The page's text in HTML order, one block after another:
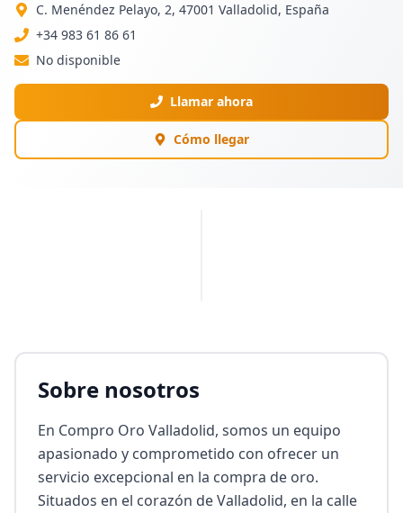
C. Menéndez Pelayo, 2, 47001 Valladolid, España
+34 983 61 86 61
No disponible
Llamar ahora
Cómo llegar
Sobre nosotros
En Compro Oro Valladolid, somos un equipo
apasionado y comprometido con ofrecer un
servicio excepcional en la compra de oro.
Situados en el corazón de Valladolid, en la calle